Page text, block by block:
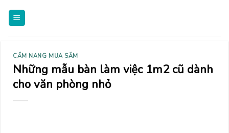
CẨM NANG MUA SẮM
Những mẫu bàn làm việc 1m2 cũ dành
cho văn phòng nhỏ